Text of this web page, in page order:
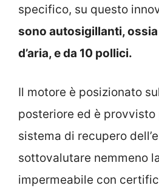
specifico, su questo
sono autosigillanti,
d’aria, e da 10 pollici.
Il motore è posizionato
posteriore ed è provvisto
sistema di recupero
sottovalutare nemmeno
impermeabile con